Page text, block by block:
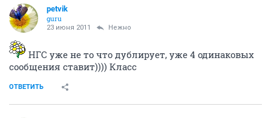
petvik
guru
23 июня 2011 Нежно
НГС уже не то что дублирует, уже 4 одинаковых
сообщения ставит)))) Класс
ОТВЕТИТЬ